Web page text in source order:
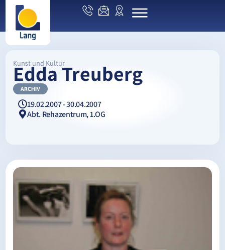
Kunst und Kultur
Edda Treuberg
ARCHIV
19.02.2007 - 30.04.2007
Abt. Rehazentrum, 1.OG